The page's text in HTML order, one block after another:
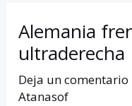
Alemania
ultraderecha
Deja un comentario
Atanasof